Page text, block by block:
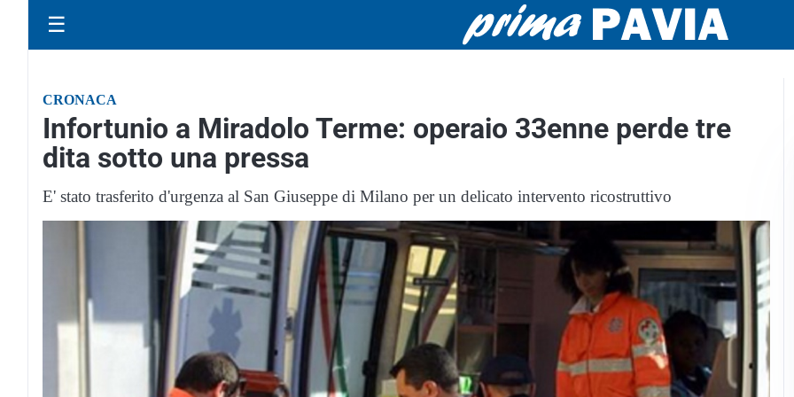
☰
CRONACA
Infortunio a Miradolo Terme: operaio 33enne perde tre
dita sotto una pressa
E' stato trasferito d'urgenza al San Giuseppe di Milano per un delicato intervento ricostruttivo